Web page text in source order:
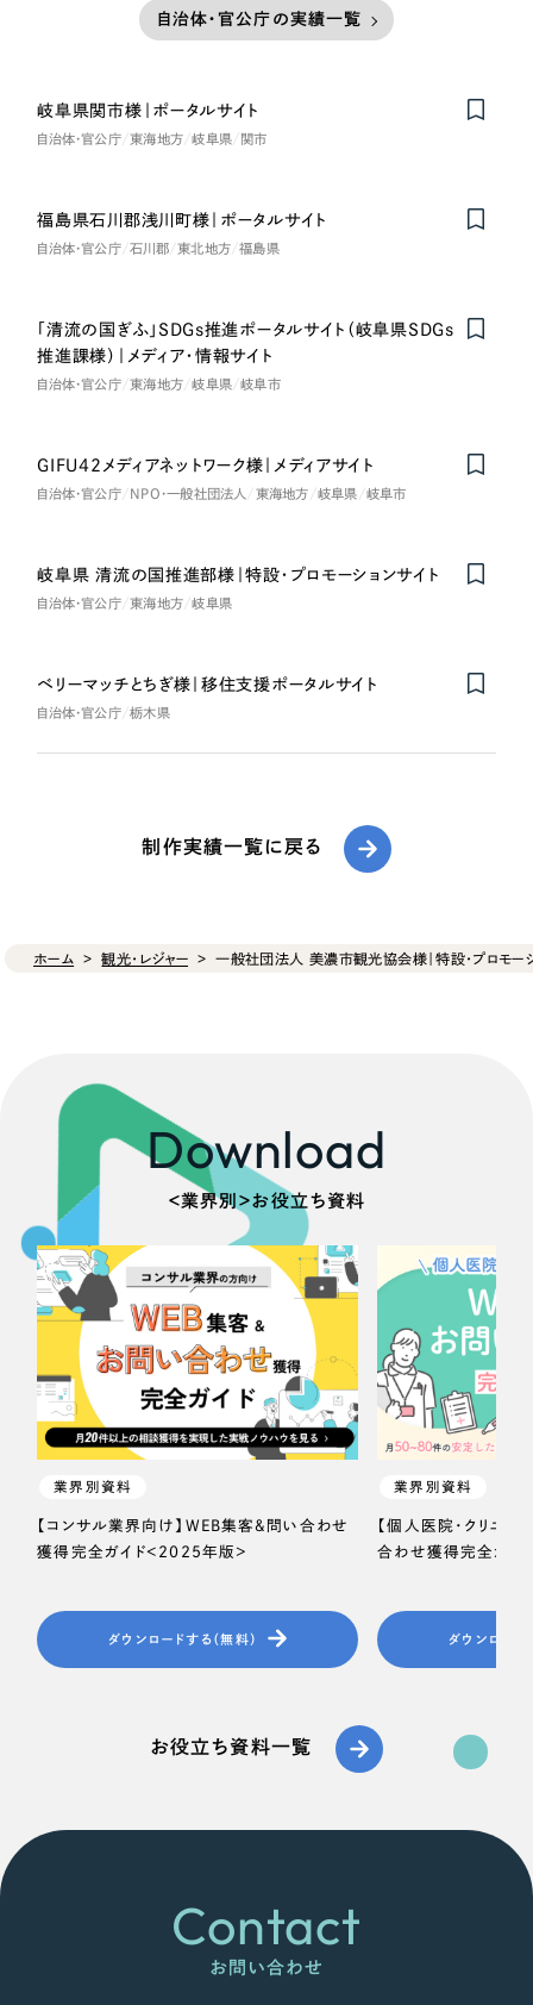
自治体・官公庁の実績一覧
岐阜県関市様｜ポータルサイト
自治体・官公庁 東海地方 岐阜県 関市
福島県石川郡浅川町様｜ポータルサイト
自治体・官公庁 石川郡 東北地方 福島県
「清流の国ぎふ」SDGs推進ポータルサイト（岐阜県SDGs
推進課様）｜メディア・情報サイト
自治体・官公庁 東海地方 岐阜県 岐阜市
GIFU42メディアネットワーク様｜メディアサイト
自治体・官公庁 NPO・一般社団法人 東海地方 岐阜県 岐阜市
岐阜県 清流の国推進部様｜特設・プロモーションサイト
自治体・官公庁 東海地方 岐阜県
ベリーマッチとちぎ様｜移住支援ポータルサイト
自治体・官公庁 栃木県
制作実績一覧に戻る
ホーム 観光・レジャー 一般社団法人 美濃市観光協会様｜特設・プロモー
Download
＜業界別＞お役立ち資料
業界別資料
【コンサル業界向け】WEB集客＆問い合わせ
獲得完全ガイド＜2025年版＞
ダウンロードする（無料）
業界別資料
【個人医院・クリニッ
合わせ獲得完全ガイ
ダウンロード
お役立ち資料一覧
Contact
お問い合わせ